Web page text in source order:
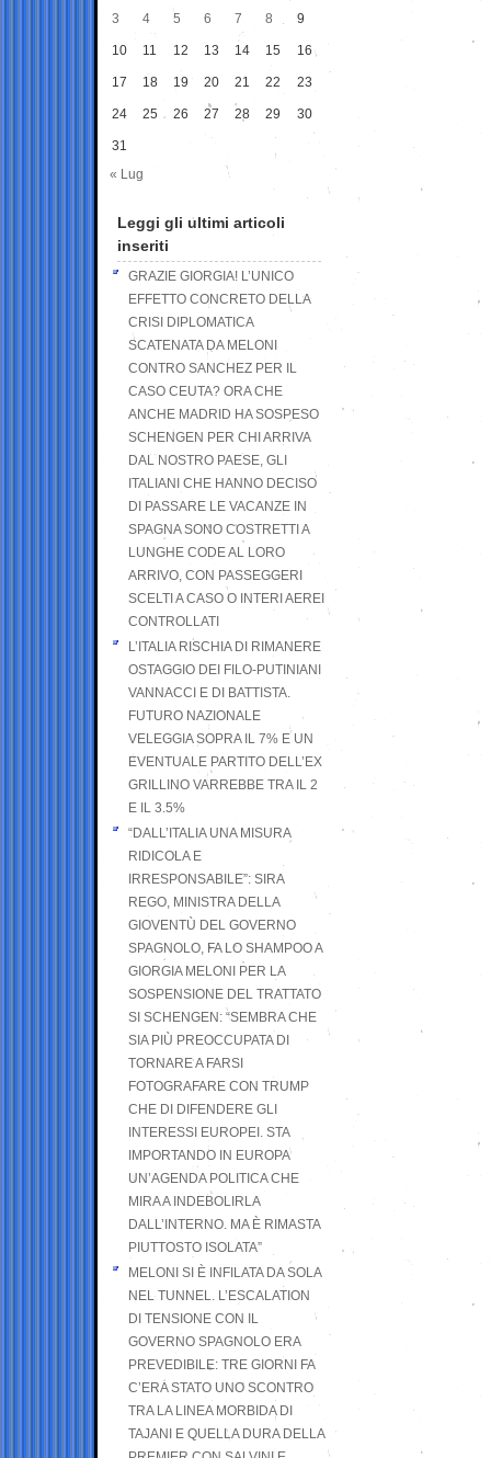
3 4 5 6 7 8 9
10 11 12 13 14 15 16
17 18 19 20 21 22 23
24 25 26 27 28 29 30
31
« Lug
Leggi gli ultimi articoli
inseriti
GRAZIE GIORGIA! L’UNICO
EFFETTO CONCRETO DELLA
CRISI DIPLOMATICA
SCATENATA DA MELONI
CONTRO SANCHEZ PER IL
CASO CEUTA? ORA CHE
ANCHE MADRID HA SOSPESO
SCHENGEN PER CHI ARRIVA
DAL NOSTRO PAESE, GLI
ITALIANI CHE HANNO DECISO
DI PASSARE LE VACANZE IN
SPAGNA SONO COSTRETTI A
LUNGHE CODE AL LORO
ARRIVO, CON PASSEGGERI
SCELTI A CASO O INTERI AEREI
CONTROLLATI
L’ITALIA RISCHIA DI RIMANERE
OSTAGGIO DEI FILO-PUTINIANI
VANNACCI E DI BATTISTA.
FUTURO NAZIONALE
VELEGGIA SOPRA IL 7% E UN
EVENTUALE PARTITO DELL’EX
GRILLINO VARREBBE TRA IL 2
E IL 3.5%
“DALL’ITALIA UNA MISURA
RIDICOLA E
IRRESPONSABILE”: SIRA
REGO, MINISTRA DELLA
GIOVENTÙ DEL GOVERNO
SPAGNOLO, FA LO SHAMPOO A
GIORGIA MELONI PER LA
SOSPENSIONE DEL TRATTATO
SI SCHENGEN: “SEMBRA CHE
SIA PIÙ PREOCCUPATA DI
TORNARE A FARSI
FOTOGRAFARE CON TRUMP
CHE DI DIFENDERE GLI
INTERESSI EUROPEI. STA
IMPORTANDO IN EUROPA
UN’AGENDA POLITICA CHE
MIRA A INDEBOLIRLA
DALL’INTERNO. MA È RIMASTA
PIUTTOSTO ISOLATA”
MELONI SI È INFILATA DA SOLA
NEL TUNNEL. L’ESCALATION
DI TENSIONE CON IL
GOVERNO SPAGNOLO ERA
PREVEDIBILE: TRE GIORNI FA
C’ERA STATO UNO SCONTRO
TRA LA LINEA MORBIDA DI
TAJANI E QUELLA DURA DELLA